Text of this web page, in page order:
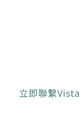
立即聯繫Vista